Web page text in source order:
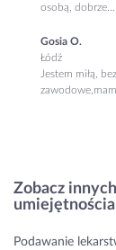
osobą, dobrze...
Gosia O.
Łódź
Jestem miłą,
zawodowe,mam
Zobacz
Podawanie